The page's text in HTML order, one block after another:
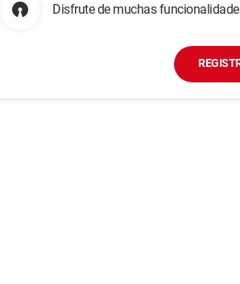
Disfrute de muchas